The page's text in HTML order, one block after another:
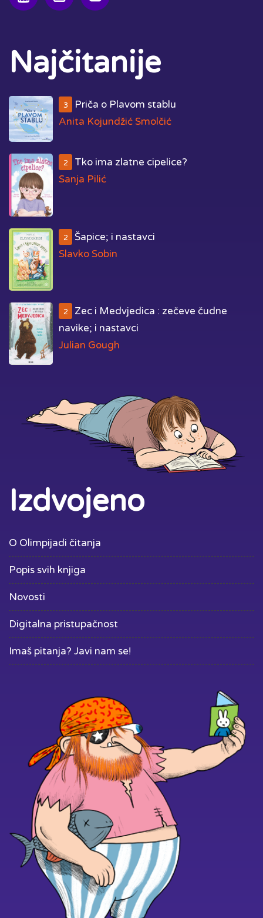
Najčitanije
3
Priča o Plavom stablu
Anita Kojundžić Smolčić
2
Tko ima zlatne cipelice?
Sanja Pilić
2
Šapice; i nastavci
Slavko Sobin
2
Zec i Medvjedica : zečeve čudne
navike; i nastavci
Julian Gough
Izdvojeno
O Olimpijadi čitanja
Popis svih knjiga
Novosti
Digitalna pristupačnost
Imaš pitanja? Javi nam se!